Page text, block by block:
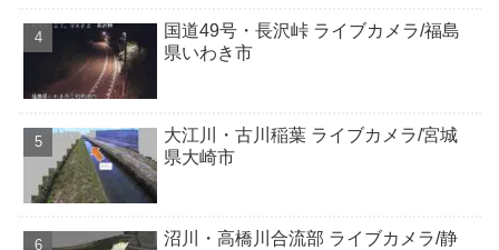
国道49号・長沢峠 ライブカメラ/福島
県いわき市
大江川・古川稲葉 ライブカメラ/宮城
県大崎市
沼川・高橋川合流部 ライブカメラ/静